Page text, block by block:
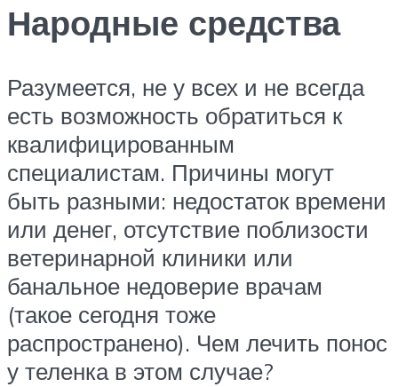
Народные средства
Разумеется, не у всех и не всегда
есть возможность обратиться к
квалифицированным
специалистам. Причины могут
быть разными: недостаток времени
или денег, отсутствие поблизости
ветеринарной клиники или
банальное недоверие врачам
(такое сегодня тоже
распространено). Чем лечить понос
у теленка в этом случае?